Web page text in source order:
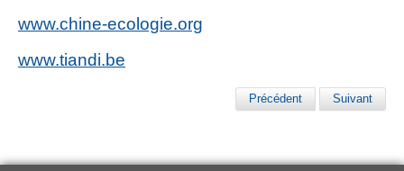
www.chine-ecologie.org
www.tiandi.be
Précédent Suivant